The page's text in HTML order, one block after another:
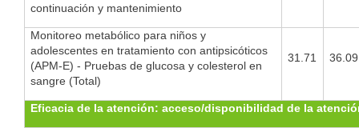
continuación y mantenimiento
Monitoreo metabólico para niños y
adolescentes en tratamiento con antipsicóticos
(APM-E) - Pruebas de glucosa y colesterol en
sangre (Total)
31.71 36.09
Eficacia de la atención: acceso/disponibilidad de la